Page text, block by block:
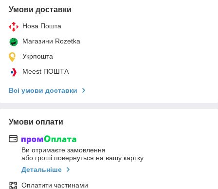
Умови доставки
Нова Пошта
Магазини Rozetka
Укрпошта
Meest ПОШТА
Всі умови доставки
Умови оплати
Ви отримаєте замовлення
або гроші повернуться на вашу картку
Детальніше
Оплатити частинами